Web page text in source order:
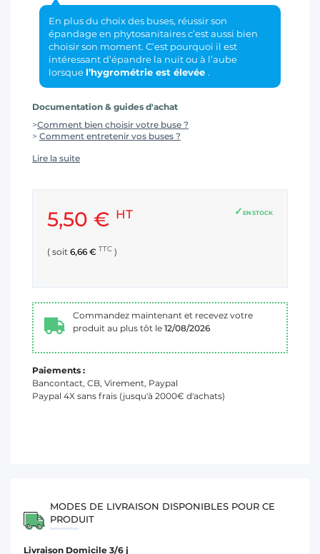
En plus du choix des buses, réussir son
épandage en phytosanitaires c’est aussi bien
choisir son moment. C’est pourquoi il est
intéressant d’épandre la nuit ou à l’aube
lorsque l’hygrométrie est élevée .
Documentation & guides d'achat
>Comment bien choisir votre buse ?
> Comment entretenir vos buses ?
Lire la suite
EN STOCK
5,50 € HT
( soit 6,66 € TTC )
Commandez maintenant et recevez votre
produit au plus tôt le 12/08/2026
Paiements :
Bancontact, CB, Virement, Paypal
Paypal 4X sans frais (jusqu'à 2000€ d'achats)
MODES DE LIVRAISON DISPONIBLES POUR CE
PRODUIT
Livraison Domicile 3/6 j